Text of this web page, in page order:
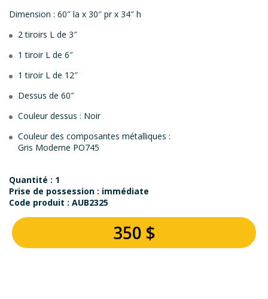
Dimension : 60″ la x 30″ pr x 34″ h
2 tiroirs L de 3″
1 tiroir L de 6″
1 tiroir L de 12″
Dessus de 60″
Couleur dessus : Noir
Couleur des composantes métalliques :
Gris Moderne PO745
Quantité : 1
Prise de possession : immédiate
Code produit : AUB2325
350 $